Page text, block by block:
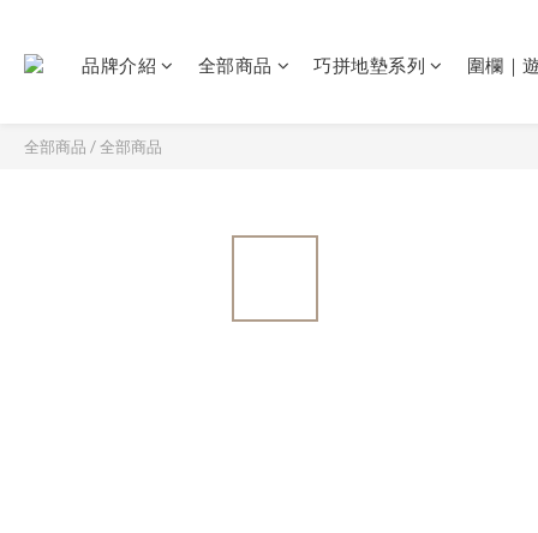
品牌介紹 全部商品 巧拼地墊系列 圍欄｜
全部商品 /全部商品